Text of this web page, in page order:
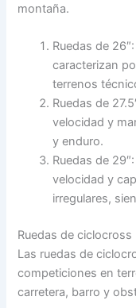
montaña.
Ruedas de
caracterizan
terrenos
Ruedas de
velocidad y
y enduro.
Ruedas de
velocidad y
irregulares,
Ruedas de ciclocross
Las ruedas de
competiciones en
carretera, barro y